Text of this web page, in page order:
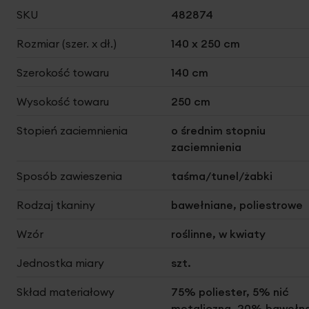
Więcej
SKU 482874
Rozmiar (szer. x dł.) 140 x 250 cm
Szerokość towaru 140 cm
Wysokość towaru 250 cm
Stopień zaciemnienia
o średnim stopniu
zaciemnienia
Sposób zawieszenia taśma/tunel/żabki
Rodzaj tkaniny bawełniane, poliestrowe
Wzór roślinne, w kwiaty
Jednostka miary szt.
Skład materiałowy
75% poliester, 5% nić